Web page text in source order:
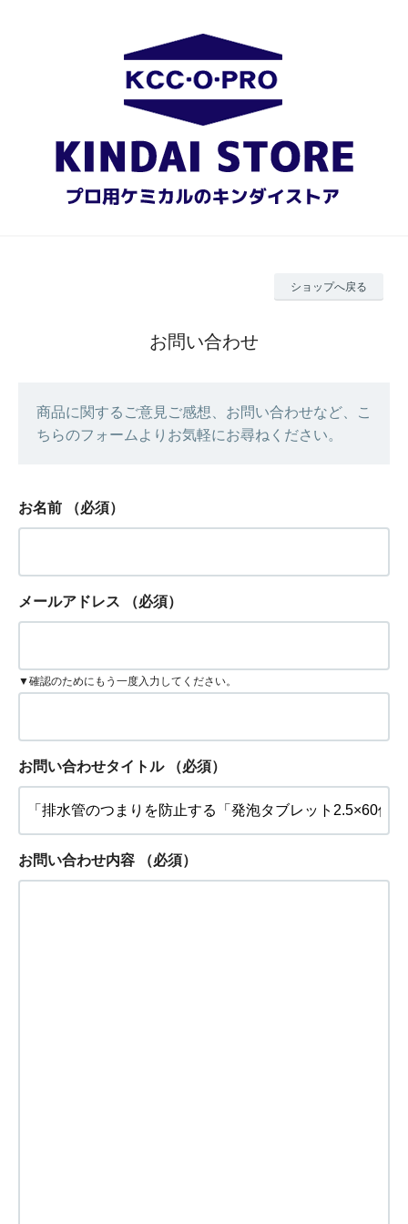
ショップへ戻る
お問い合わせ
商品に関するご意見ご感想、お問い合わせなど、こ
ちらのフォームよりお気軽にお尋ねください。
お名前 （必須）
メールアドレス （必須）
▼確認のためにもう一度入力してください。
お問い合わせタイトル （必須）
お問い合わせ内容 （必須）